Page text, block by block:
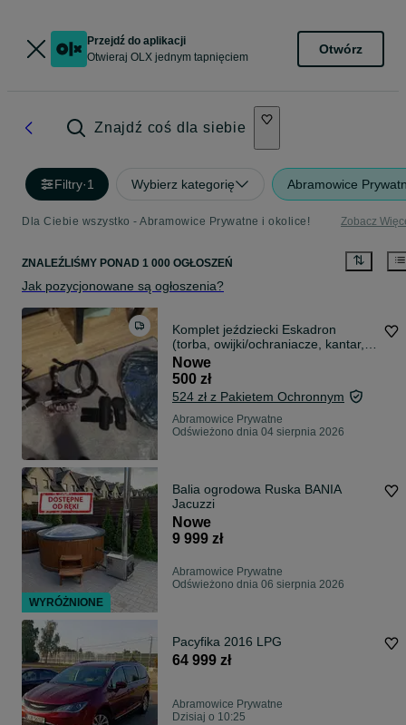
Przejdź do aplikacji
Otwieraj OLX jednym tapnięciem
Otwórz
Znajdź coś dla siebie
Filtry·1 Wybierz kategorię Abramowice
Dla Ciebie wszystko - Abramowice Prywatne i okolice! Zobacz
ZNALEŹLIŚMY PONAD 1 000 OGŁOSZEŃ
Jak pozycjonowane są ogłoszenia?
Komplet jeździecki Eskadron
(torba, owijki/ochraniacze, kantar,
ogłowie) - STAN NOWY!
Nowe
500 zł
524 zł z Pakietem Ochronnym
Abramowice Prywatne
Odświeżono dnia 04 sierpnia 2026
Balia ogrodowa Ruska BANIA
Jacuzzi
Nowe
9 999 zł
Abramowice Prywatne
Odświeżono dnia 06 sierpnia 2026
Pacyfika 2016 LPG
64 999 zł
Abramowice Prywatne
Dzisiaj o 10:25
WYRÓŻNIONE